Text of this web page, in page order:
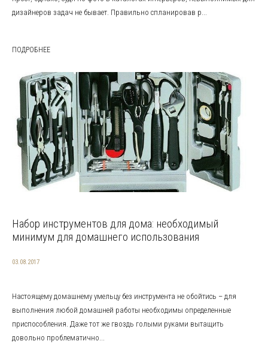
дизайнеров задач не бывает. Правильно спланировав р...
ПОДРОБНЕЕ
Набор инструментов для дома: необходимый
минимум для домашнего использования
03.08.2017
Настоящему домашнему умельцу без инструмента не обойтись – для
выполнения любой домашней работы необходимы определенные
приспособления. Даже тот же гвоздь голыми руками вытащить
довольно проблематично...